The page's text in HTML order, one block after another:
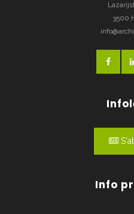
3500
Info